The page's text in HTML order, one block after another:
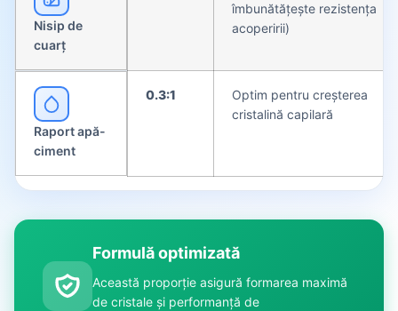
Nisip de
cuarț
îmbunătățește rezistența
acoperirii)
Raport apă-
ciment
0.3:1
Optim pentru creșterea
cristalină capilară
Formulă optimizată
Această proporție asigură formarea maximă
de cristale și performanță de